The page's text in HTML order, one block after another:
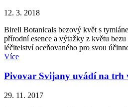
12. 3. 2018
Birell Botanicals bezový květ s
přírodní esence a výtažky z květu
léčitelství oceňovaného pro svou
Více
Pivovar Svijany uvádí na trh
29. 11. 2017